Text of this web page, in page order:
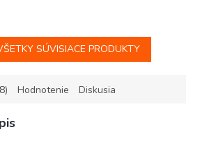
SÚVISIACE PRODUKTY
Hodnotenie Diskusia